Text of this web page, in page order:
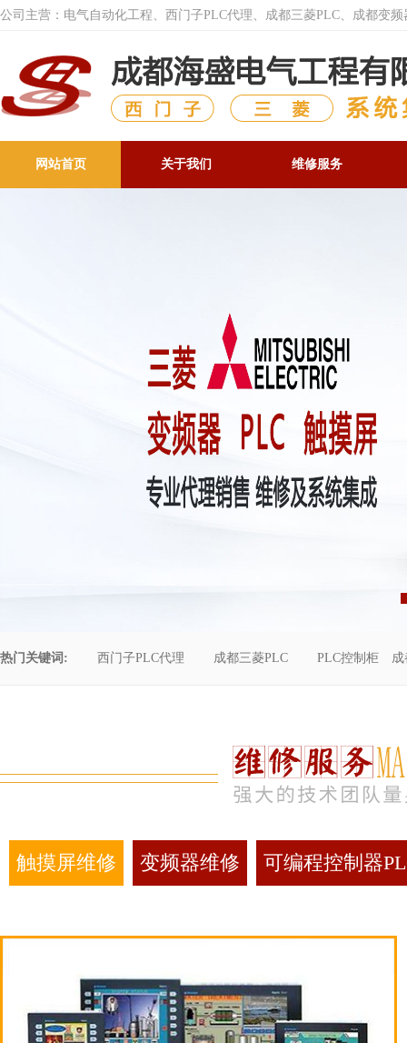
公司主营：电气自动化工程、西门子PLC代理、成都三菱PLC、成都变
网站首页 关于我们 维修服务
热门关键词: 西门子PLC代理 成都三菱PLC PLC控制柜
触摸屏维修 变频器维修 可编程控制器